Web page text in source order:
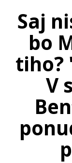
Saj
bo
tiho?
V